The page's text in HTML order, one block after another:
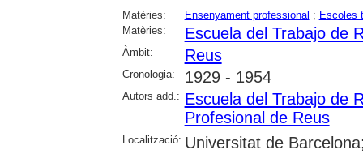
Matèries: Ensenyament professional ; Escoles
Matèries:
Escuela del Trabajo de
Àmbit: Reus
Cronologia: 1929 - 1954
Autors add.: Escuela del Trabajo de
Profesional de Reus
Localització: Universitat de